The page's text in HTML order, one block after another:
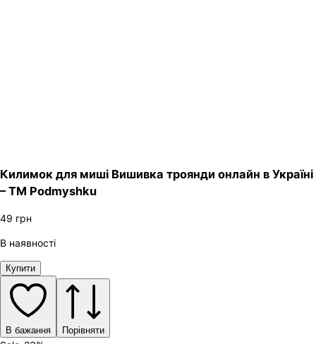
Килимок для миші Вишивка троянди онлайн в Україні
– ТМ Podmyshku
49 грн
В наявності
Купити
В бажання Порівняти